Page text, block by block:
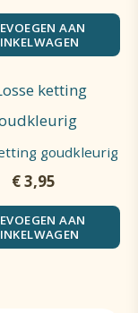
AAN
goudkleurig
€3,95
AAN